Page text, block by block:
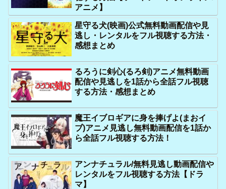
アニメ】
星守る犬(映画)公式無料動画配信や見
逃し・レンタルをフル視聴する方法・
感想まとめ
るろうに剣心(るろ剣)アニメ無料動画
配信や見逃しを1話から全話フル視聴
する方法・感想まとめ
魔王イブロギアに身を捧げよ(まおイ
ブ)アニメ見逃し無料動画配信を1話か
ら全話フル視聴する方法！
アンナチュラル/無料見逃し動画配信や
レンタルをフル視聴する方法【ドラ
マ】